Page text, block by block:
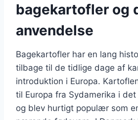
bagekartofler og
anvendelse
Bagekartofler har en lang
tilbage til de tidlige dage af
introduktion i Europa.
til Europa fra Sydamerika i
og blev hurtigt populær som